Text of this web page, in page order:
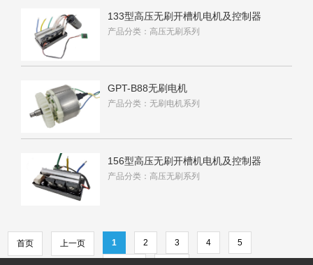
133型高压无刷开槽机电机及控制器
产品分类：高压无刷系列
GPT-B88无刷电机
产品分类：无刷电机系列
156型高压无刷开槽机电机及控制器
产品分类：高压无刷系列
首页 上一页 1 2 3 4 5